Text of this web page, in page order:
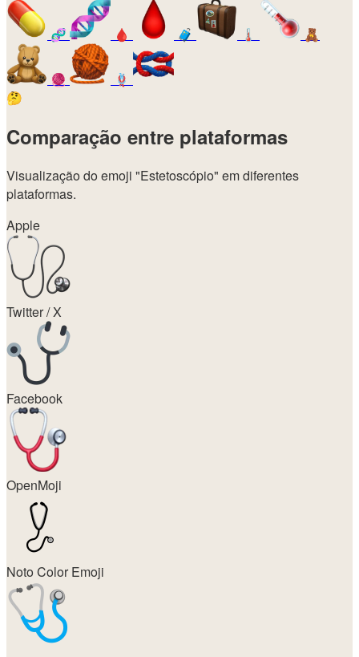
🧬 🩸 🧳 🌡️ 🧸
🧶
🪢
🤔
Comparação entre plataformas
Visualização do emoji "Estetoscópio" em diferentes
plataformas.
Apple
Twitter / X
Facebook
OpenMoji
Noto Color Emoji